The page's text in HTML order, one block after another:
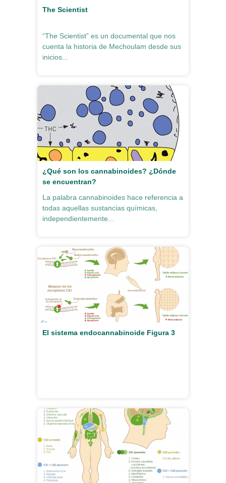
The Scientist
“The Scientist” es un documental que nos
cuenta la historia de Mechoulam desde sus
inicios...
¿Qué son los cannabinoides? ¿Dónde
se encuentran?
La palabra cannabinoides hace referencia a
todas aquellas sustancias químicas,
independientemente...
El sistema endocannabinoide Figura 3